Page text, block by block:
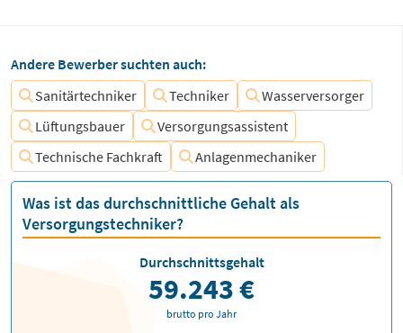
Andere Bewerber suchten auch:
Sanitärtechniker
Techniker
Wasserversorger
Lüftungsbauer
Versorgungsassistent
Technische Fachkraft
Anlagenmechaniker
Was ist das durchschnittliche Gehalt als
Versorgungstechniker?
Durchschnittsgehalt
59.243 €
brutto pro Jahr